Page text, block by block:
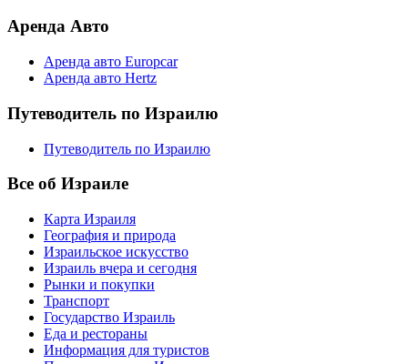
Аренда Авто
Аренда авто Europcar
Аренда авто Hertz
Путеводитель по Израилю
Путеводитель по Израилю
Все об Израиле
Карта Израиля
География и природа
Израильское искусство
Израиль вчера и сегодня
Рынки и покупки
Транспорт
Государство Израиль
Еда и рестораны
Информация для туристов